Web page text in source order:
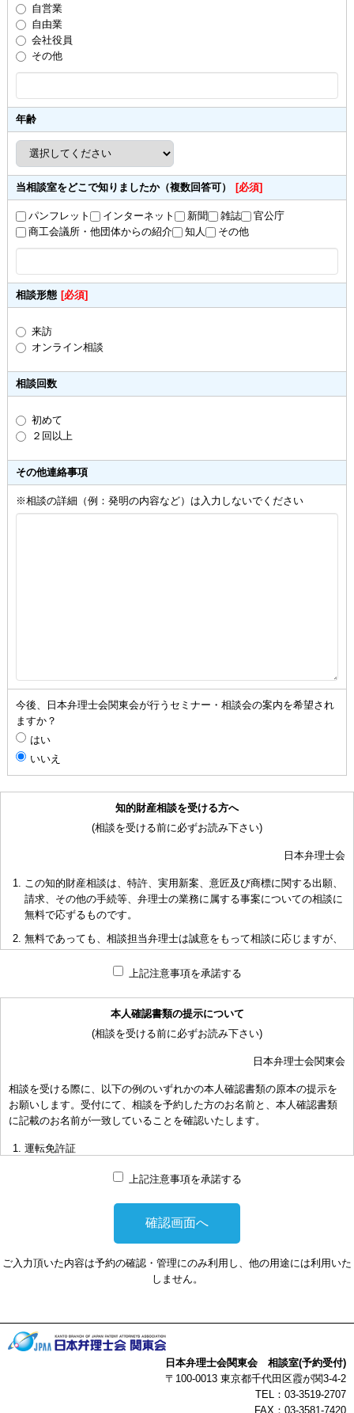
自営業
自由業
会社役員
その他
年齢
当相談室をどこで知りましたか（複数回答可） [必須]
パンフレット インターネット 新聞 雑誌
官公庁
商工会議所・他団体からの紹介
知人 その他
相談形態 [必須]
来訪
オンライン相談
相談回数
初めて
２回以上
その他連絡事項
※相談の詳細（例：発明の内容など）は入力しないでください
今後、日本弁理士会関東会が行うセミナー・相談会の案内を希望され
ますか？
はい
いいえ
知的財産相談を受ける方へ
(相談を受ける前に必ずお読み下さい)
日本弁理士会
この知的財産相談は、特許、実用新案、意匠及び商標に関する出願、
請求、その他の手続等、弁理士の業務に属する事案についての相談に
無料で応ずるものです。
無料であっても、相談担当弁理士は誠意をもって相談に応じますが、
もありますことを予めご了承下さい。
め、相談内容について、相談担当弁理士も当会も法的責任を負うもの
ではないことを予めご了承下さい。
お申し出により、相談担当弁理士に対して調査、出願等の相談事案を
依頼された場合には、通常の受任事件として有料となります。また、
その場合は、依頼者と弁理士個人との関係となり、当会は関与しませ
によって、また、特許事務所によって異なりますので、詳細は特許事
非対面型の相談はWEB会議システムを利用して実施します。WEB会
議システムを利用する事によって生じた不利益または損害に対して、
当会は、一切の責任を負い兼ねます。この点あらかじめご了承くださ
い。
上記注意事項を承諾する
本人確認書類の提示について
(相談を受ける前に必ずお読み下さい)
日本弁理士会関東会
相談を受ける際に、以下の例のいずれかの本人確認書類の原本の提示を
お願いします。受付にて、相談を予約した方のお名前と、本人確認書類
に記載のお名前が一致していることを確認いたします。
運転免許証
マイナンバーカード
本人確認書類を提示頂けない場合は、相談を受けることができません。
上記注意事項を承諾する
ご入力頂いた内容は予約の確認・管理にのみ利用し、他の用途には利用いた
しません。
日本弁理士会関東会 相談室(予約受付)
〒100-0013 東京都千代田区霞が関3-4-2
TEL：03-3519-2707
FAX：03-3581-7420